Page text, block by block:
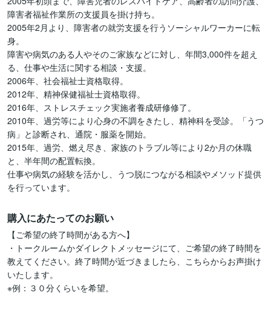
障害者福祉作業所の支援員を掛け持ち。
2005年2月より、障害者の就労支援を行うソーシャルワーカーに転
身。
障害や病気のある人やそのご家族などに対し、年間3,000件を超え
る、仕事や生活に関する相談・支援。
2006年、社会福祉士資格取得。
2012年、精神保健福祉士資格取得。
2016年、ストレスチェック実施者養成研修修了。
2010年、過労等により心身の不調をきたし、精神科を受診。「うつ
病」と診断され、通院・服薬を開始。
2015年、過労、燃え尽き、家族のトラブル等により2か月の休職
と、半年間の配置転換。
仕事や病気の経験を活かし、うつ脱につながる相談やメソッド提供
購入にあたってのお願い
【ご希望の終了時間がある方へ】
・トークルームかダイレクトメッセージにて、ご希望の終了時間を
教えてください。終了時間が近づきましたら、こちらからお声掛け
いたします。
※例：３０分くらいを希望。